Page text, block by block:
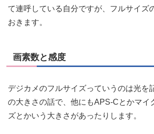
て連呼している自分ですが、フルサイズ
おきます。
画素数と感度
デジカメのフルサイズっていうのは光を
の大きさの話で、他にもAPS-Cとかマイ
ズとかいう大きさがあったりします。